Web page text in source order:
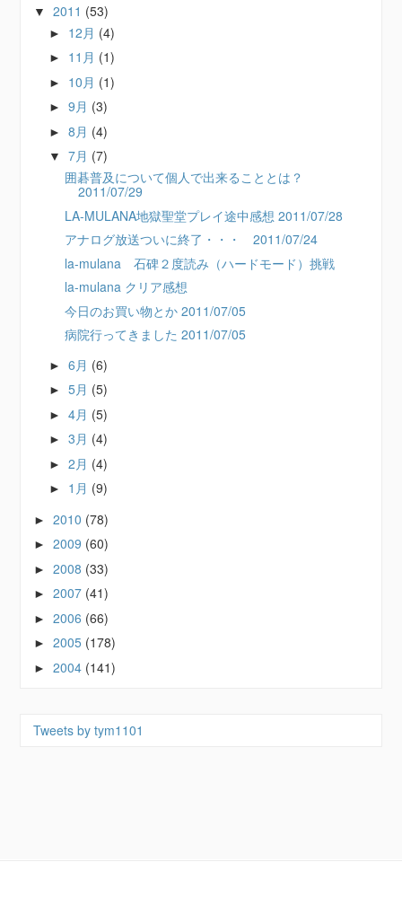
▼2011 (53)
► 12月 (4)
► 11月 (1)
► 10月 (1)
►9月 (3)
►8月 (4)
▼7月 (7)
囲碁普及について個人で出来ることとは？
2011/07/29
LA-MULANA地獄聖堂プレイ途中感想 2011/07/28
アナログ放送ついに終了・・・ 2011/07/24
la-mulana 石碑２度読み（ハードモード）挑戦
la-mulana クリア感想
今日のお買い物とか 2011/07/05
病院行ってきました 2011/07/05
►6月 (6)
►5月 (5)
►4月 (5)
►3月 (4)
►2月 (4)
► 1月 (9)
►2010 (78)
►2009 (60)
►2008 (33)
►2007 (41)
►2006 (66)
►2005 (178)
►2004 (141)
Tweets by tym1101